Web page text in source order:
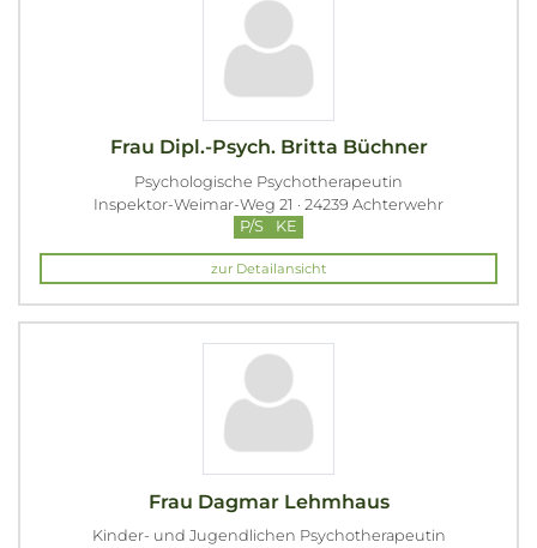
Frau Dipl.-Psych. Britta Büchner
Psychologische Psychotherapeutin
Inspektor-Weimar-Weg 21 · 24239 Achterwehr
P/S
KE
zur Detailansicht
Frau Dagmar Lehmhaus
Kinder- und Jugendlichen Psychotherapeutin